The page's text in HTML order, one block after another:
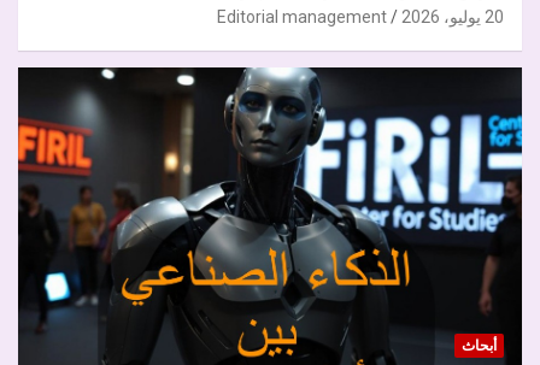
20 يوليو، 2026 Editorial management
أبحاث